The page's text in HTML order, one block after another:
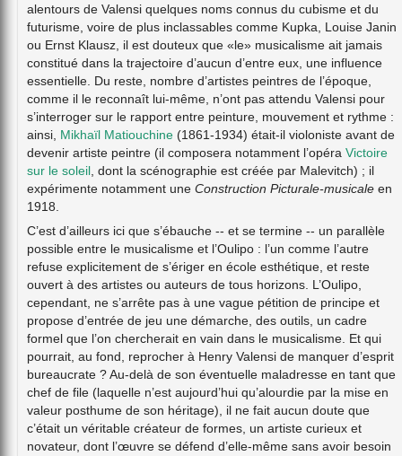
alentours de Valensi quelques noms connus du cubisme et du
futurisme, voire de plus inclassables comme Kupka, Louise Janin
ou Ernst Klausz, il est douteux que «le» musicalisme ait jamais
constitué dans la trajectoire d’aucun d’entre eux, une influence
essentielle. Du reste, nombre d’artistes peintres de l’époque,
comme il le reconnaît lui-même, n’ont pas attendu Valensi pour
s’interroger sur le rapport entre peinture, mouvement et rythme :
ainsi, Mikhaïl Matiouchine (1861-1934) était-il violoniste avant de
devenir artiste peintre (il composera notamment l’opéra Victoire
sur le soleil, dont la scénographie est créée par Malevitch) ; il
expérimente notamment une Construction Picturale-musicale en
1918.
C’est d’ailleurs ici que s’ébauche -- et se termine -- un parallèle
possible entre le musicalisme et l’Oulipo : l’un comme l’autre
refuse explicitement de s’ériger en école esthétique, et reste
ouvert à des artistes ou auteurs de tous horizons. L’Oulipo,
cependant, ne s’arrête pas à une vague pétition de principe et
propose d’entrée de jeu une démarche, des outils, un cadre
formel que l’on chercherait en vain dans le musicalisme. Et qui
pourrait, au fond, reprocher à Henry Valensi de manquer d’esprit
bureaucrate ? Au-delà de son éventuelle maladresse en tant que
chef de file (laquelle n’est aujourd’hui qu’alourdie par la mise en
valeur posthume de son héritage), il ne fait aucun doute que
c’était un véritable créateur de formes, un artiste curieux et
novateur, dont l’œuvre se défend d’elle-même sans avoir besoin